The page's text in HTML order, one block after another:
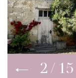
2 15